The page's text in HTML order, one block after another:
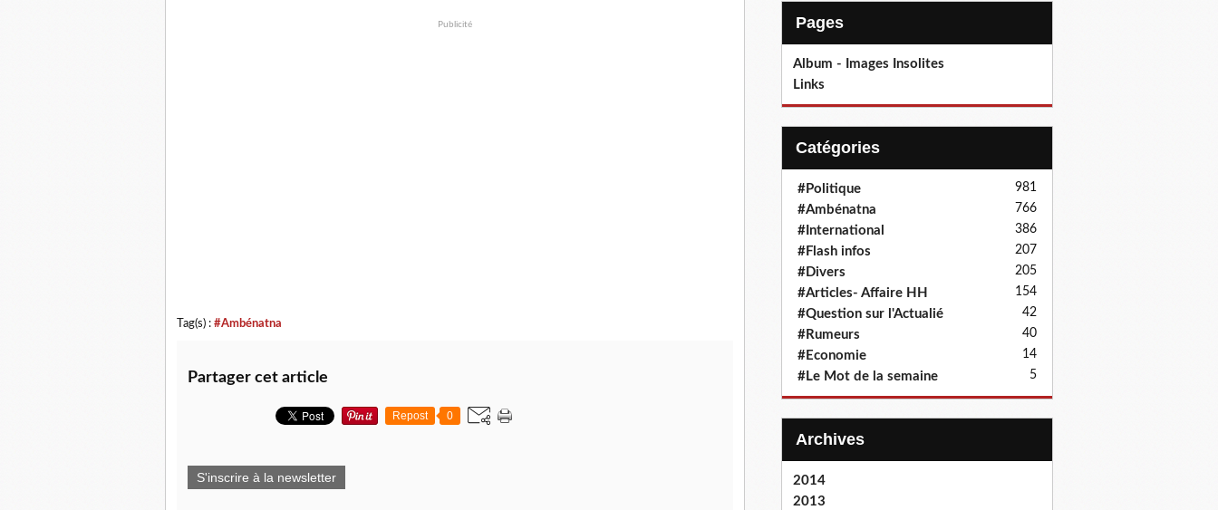
Publicité
Tag(s) : #Ambénatna
Partager cet article
Repost 0
S'inscrire à la newsletter
Pages
Album - Images Insolites
Links
Catégories
#Politique 981
#Ambénatna 766
#International 386
#Flash infos 207
#Divers 205
#Articles- Affaire HH 154
#Question sur l'Actualié 42
#Rumeurs 40
#Economie 14
#Le Mot de la semaine 5
Archives
2014
2013